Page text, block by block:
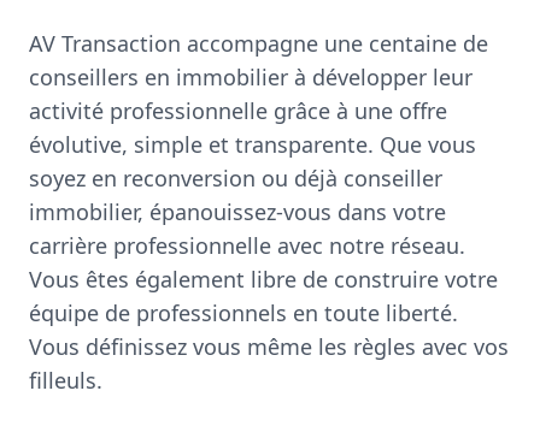
AV Transaction accompagne une centaine de
conseillers en immobilier à développer leur
activité professionnelle grâce à une offre
évolutive, simple et transparente. Que vous
soyez en reconversion ou déjà conseiller
immobilier, épanouissez-vous dans votre
carrière professionnelle avec notre réseau.
Vous êtes également libre de construire votre
équipe de professionnels en toute liberté.
Vous définissez vous même les règles avec vos
filleuls.